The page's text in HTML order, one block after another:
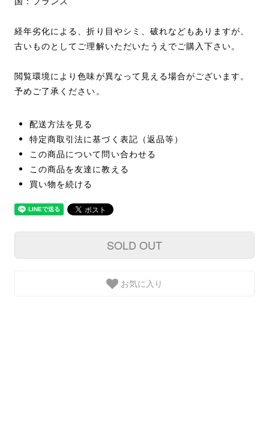
経年劣化による、折り目やシミ、破れなどもありますが、
古いものとしてご理解いただいたうえでご購入下さい。
閲覧環境により色味が異なって見える場合がございます。
予めご了承ください。
配送方法を見る
特定商取引法に基づく表記（返品等）
この商品について問い合わせる
この商品を友達に教える
買い物を続ける
SOLD OUT
お気に入り